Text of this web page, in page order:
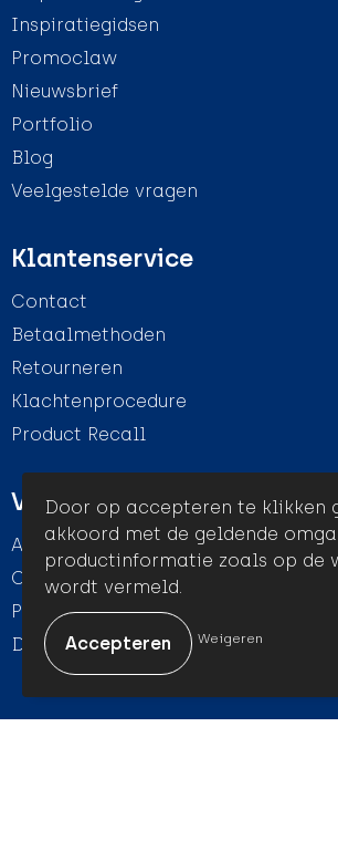
Inspiratiegidsen
Promoclaw
Nieuwsbrief
Portfolio
Blog
Veelgestelde vragen
Klantenservice
Contact
Betaalmethoden
Retourneren
Klachtenprocedure
Product Recall
Veilig winkelen
Algemene voorwaarden
Cookieverklaring
Privacyverklaring
Disclaimer
Door op accepteren te klikken
akkoord met de geldende
productinformatie zoals op de
wordt vermeld.
Weigeren